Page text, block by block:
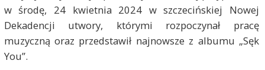
w środę, 24 kwietnia 2024 w szczecińskiej Nowej
Dekadencji utwory, którymi rozpoczynał pracę
muzyczną oraz przedstawił najnowsze z albumu „Sęk
You”.